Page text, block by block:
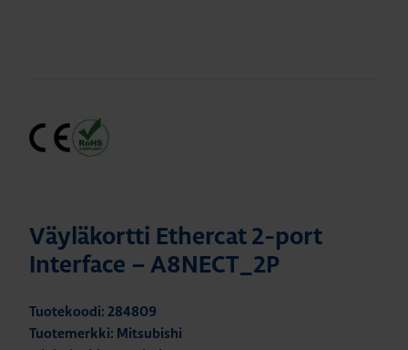
Väyläkortti Ethercat 2-port
Interface – A8NECT_2P
Tuotekoodi: 284809
Tuotemerkki: Mitsubishi